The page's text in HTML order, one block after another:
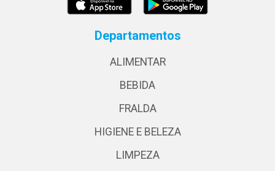
Departamentos
ALIMENTAR
BEBIDA
FRALDA
HIGIENE E BELEZA
LIMPEZA